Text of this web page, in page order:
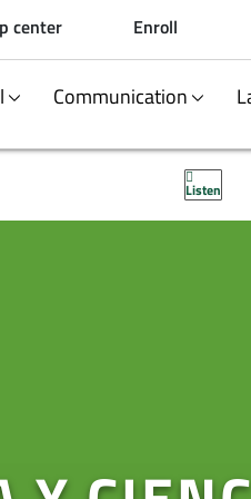
center Enroll
Communication
Listen